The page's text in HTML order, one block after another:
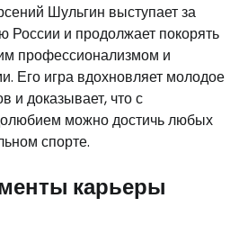
Шульгин выступает за
России и продолжает покорять
профессионализмом и
Его игра вдохновляет молодое
и доказывает, что с
можно достичь любых
спорте.
карьеры